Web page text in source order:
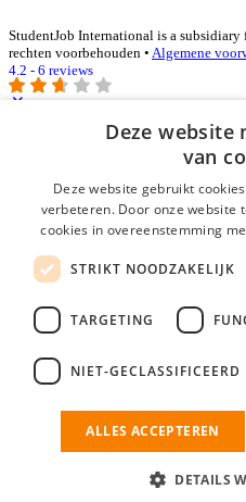
StudentJob International is a
rechten voorbehouden • Algemene
4.2 - 6 reviews
Inloggen als bedrijf
E-mail*
Wachtwoord
login gegevens onthouden
login
Bedrijf aanmelden
nieuwe collega/werknemer zo
Deze website
van
Deze website gebruikt
verbeteren. Door onze website
cookies in overeenstemming
STRIKT NOODZAKELIJK
TARGETING
NIET-GECLASSIFICEERD
ALLES ACCEPTEREN
DETAILS